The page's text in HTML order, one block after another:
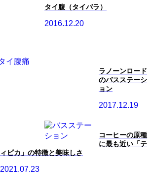
タイ腹（タイバラ）
2016.12.20
ラノーンロード
のバスステーシ
ョン
2017.12.19
コーヒーの原種
に最も近い「テ
ィピカ」の特徴と美味しさ
2021.07.23